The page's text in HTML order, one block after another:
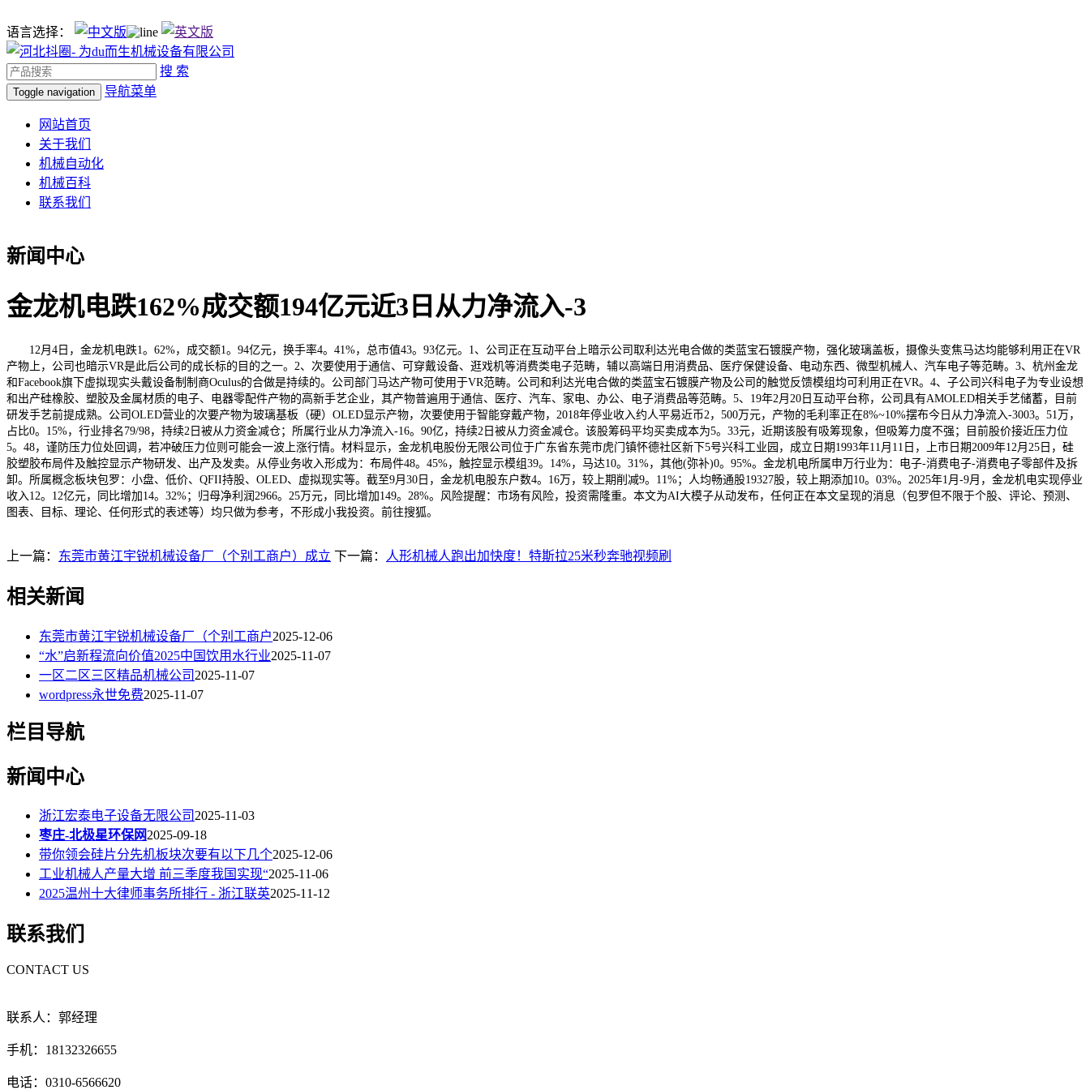
语言选择：
搜 索
Toggle navigation 导航菜单
网站首页
关于我们
机械自动化
机械百科
联系我们
新闻中心
金龙机电跌162%成交额194亿元近3日从力净流入-3
12月4日，金龙机电跌1。62%，成交额1。94亿元，换手率4。41%，总市值43。93亿元。1、公司正在互动平台上暗示公司取利达光电合做的类蓝宝石镀膜产物，强化玻璃盖板，摄像头变焦马达均能够利用正在VR
产物上，公司也暗示VR是此后公司的成长标的目的之一。2、次要使用于通信、可穿戴设备、逛戏机等消费类电子范畴，辅以高端日用消费品、医疗保健设备、电动东西、微型机械人、汽车电子等范畴。3、杭州金龙
和Facebook旗下虚拟现实头戴设备制制商Oculus的合做是持续的。公司部门马达产物可使用于VR范畴。公司和利达光电合做的类蓝宝石镀膜产物及公司的触觉反馈模组均可利用正在VR。4、子公司兴科电子为专业设想
和出产硅橡胶、塑胶及金属材质的电子、电器零配件产物的高新手艺企业，其产物普遍用于通信、医疗、汽车、家电、办公、电子消费品等范畴。5、19年2月20日互动平台称，公司具有AMOLED相关手艺储蓄，目前
研发手艺前提成熟。公司OLED营业的次要产物为玻璃基板（硬）OLED显示产物，次要使用于智能穿戴产物，2018年停业收入约人平易近币2，500万元，产物的毛利率正在8%~10%摆布今日从力净流入-3003。51万，
占比0。15%，行业排名79/98，持续2日被从力资金减仓；所属行业从力净流入-16。90亿，持续2日被从力资金减仓。该股筹码平均买卖成本为5。33元，近期该股有吸筹现象，但吸筹力度不强；目前股价接近压力位
5。48，谨防压力位处回调，若冲破压力位则可能会一波上涨行情。材料显示，金龙机电股份无限公司位于广东省东莞市虎门镇怀德社区新下5号兴科工业园，成立日期1993年11月11日，上市日期2009年12月25日，硅
胶塑胶布局件及触控显示产物研发、出产及发卖。从停业务收入形成为：布局件48。45%，触控显示模组39。14%，马达10。31%，其他(弥补)0。95%。金龙机电所属申万行业为：电子-消费电子-消费电子零部件及拆
卸。所属概念板块包罗：小盘、低价、QFII持股、OLED、虚拟现实等。截至9月30日，金龙机电股东户数4。16万，较上期削减9。11%；人均畅通股19327股，较上期添加10。03%。2025年1月-9月，金龙机电实现停业
收入12。12亿元，同比增加14。32%；归母净利润2966。25万元，同比增加149。28%。风险提醒：市场有风险，投资需隆重。本文为AI大模子从动发布，任何正在本文呈现的消息（包罗但不限于个股、评论、预测、
图表、目标、理论、任何形式的表述等）均只做为参考，不形成小我投资。前往搜狐。
上一篇： 东莞市黄江宇锐机械设备厂（个别工商户）成立 下一篇： 人形机械人跑出加快度！特斯拉25米秒奔驰视频刷
相关新闻
东莞市黄江宇锐机械设备厂（个别工商户2025-12-06
“水”启新程流向价值2025中国饮用水行业2025-11-07
一区二区三区精品机械公司 2025-11-07
wordpress永世免费2025-11-07
栏目导航
新闻中心
浙江宏泰电子设备无限公司2025-11-03
枣庄-北极星环保网2025-09-18
带你领会硅片分先机板块次要有以下几个2025-12-06
工业机械人产量大增 前三季度我国实现“2025-11-06
2025温州十大律师事务所排行 - 浙江联英2025-11-12
联系我们
CONTACT US
联系人：郭经理
手机：18132326655
电话：0310-6566620